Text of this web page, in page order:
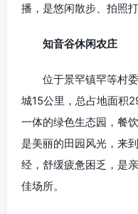
播，是悠闲散步、拍照
知音谷休闲农庄
位于景罕镇罕等村委
城15公里，总占地面积
一体的绿色生态园，餐
是美丽的田园风光，来
经，舒缓疲惫困乏，是
佳场所。